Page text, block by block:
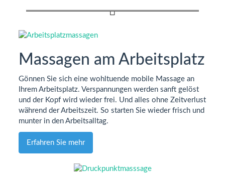
Massagen am Arbeitsplatz
Gönnen Sie sich eine wohltuende mobile Massage an
Ihrem Arbeitsplatz. Verspannungen werden sanft gelöst
und der Kopf wird wieder frei. Und alles ohne Zeitverlust
während der Arbeitszeit. So starten Sie wieder frisch und
munter in den Arbeitsalltag.
Erfahren Sie mehr